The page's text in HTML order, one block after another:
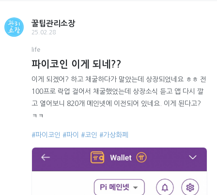
꿀팁관리소장
25.02.28
life
파이코인 이게 되네??
이게 되겠어? 하고 채굴하다가 말았는데 상장되었네요 ㅎㅎ 전
100프로 락업 걸어서 채굴했었는데 상장소식 듣고 앱 다시 깔
고 열어보니 820개 메인넷에 이전되어 있네요. 이게 된다고?
ㅋㅋ
#파이코인 #파이 #코인 #가상화폐